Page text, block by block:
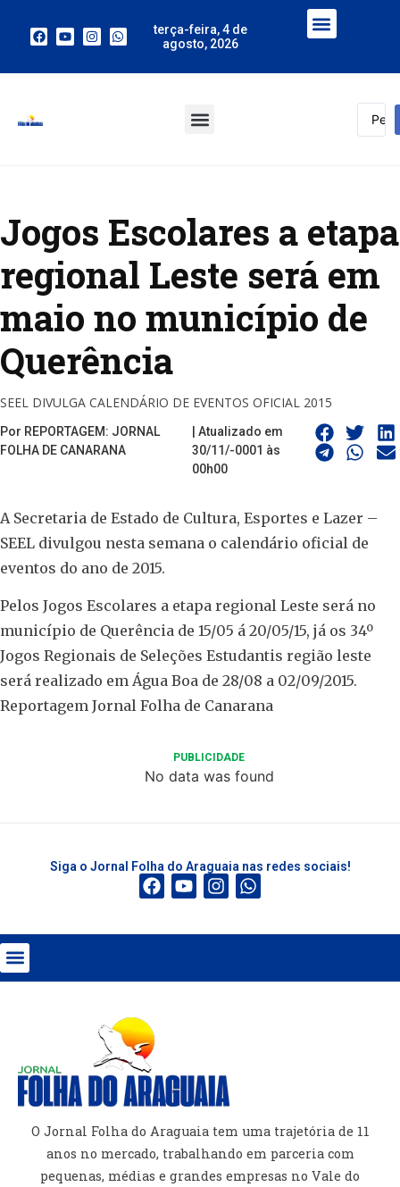
terça-feira, 4 de
agosto, 2026
Jogos Escolares a etapa
regional Leste será em
maio no município de
Querência
SEEL DIVULGA CALENDÁRIO DE EVENTOS OFICIAL 2015
Por REPORTAGEM: JORNAL
FOLHA DE CANARANA
| Atualizado em
30/11/-0001 às
00h00
A Secretaria de Estado de Cultura, Esportes e Lazer –
SEEL divulgou nesta semana o calendário oficial de
eventos do ano de 2015.
Pelos Jogos Escolares a etapa regional Leste será no
município de Querência de 15/05 á 20/05/15, já os 34º
Jogos Regionais de Seleções Estudantis região leste
será realizado em Água Boa de 28/08 a 02/09/2015.
Reportagem Jornal Folha de Canarana
PUBLICIDADE
No data was found
Siga o Jornal Folha do Araguaia nas redes sociais!
O Jornal Folha do Araguaia tem uma trajetória de 11
anos no mercado, trabalhando em parceria com
pequenas, médias e grandes empresas no Vale do